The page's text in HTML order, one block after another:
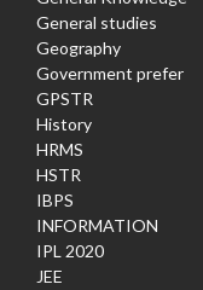
General studies
Geography
Government prefer
GPSTR
History
HRMS
HSTR
IBPS
INFORMATION
IPL 2020
JEE